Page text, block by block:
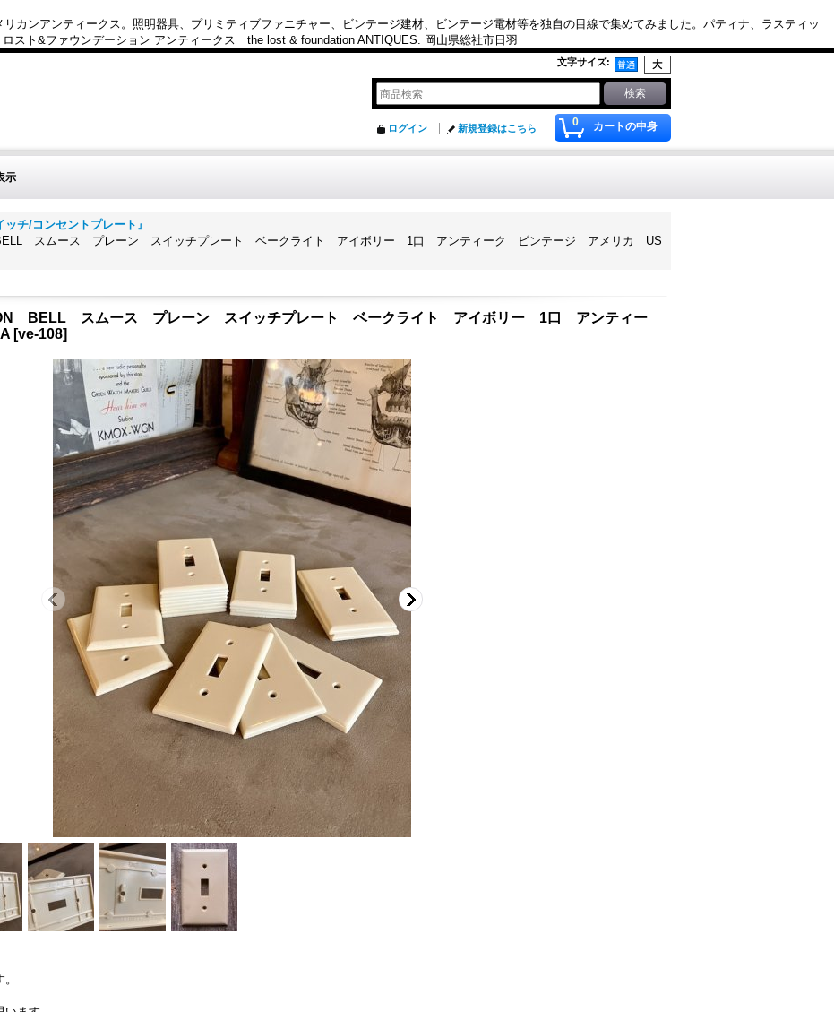
カンアンティークス。照明器具、プリミティブファニチャー、ビンテージ建材、ビンテージ電材等を独自の目線で集めてみました。パティナ、ラスティッ
スト&ファウンデーション アンティークス the lost & foundation ANTIQUES. 岡山県総社市日羽
文字サイズ:
0 カートの中身
ログイン 新規登録はこちら
示
チ/コンセントプレート』
スムース プレーン スイッチプレート ベークライト アイボリー 1口 アンティーク ビンテージ アメリカ US
BELL スムース プレーン スイッチプレート ベークライト アイボリー 1口 アンティー
[ve-108]